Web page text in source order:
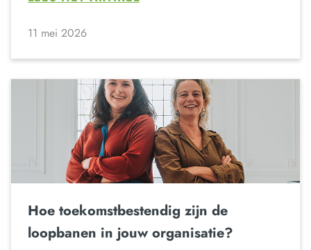
11 mei 2026
Hoe toekomstbestendig zijn de
loopbanen in jouw organisatie?